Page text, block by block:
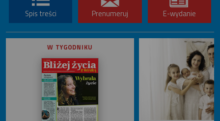
Spis treści Prenumeruj E-wydanie
W TYGODNIKU